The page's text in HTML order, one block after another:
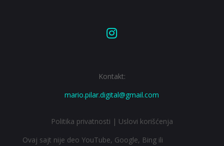

Kontakt:
mario.pilar.digital@gmail.com
Politika privatnosti | Uslovi korišćenja
Ovaj sajt nije deo YouTube, Google, Bing ili